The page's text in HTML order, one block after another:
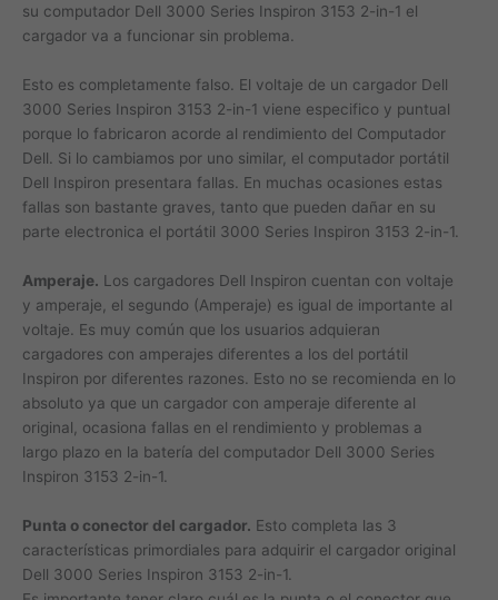
su computador Dell 3000 Series Inspiron 3153 2-in-1 el
cargador va a funcionar sin problema.
Esto es completamente falso. El voltaje de un cargador Dell
3000 Series Inspiron 3153 2-in-1 viene especifico y puntual
porque lo fabricaron acorde al rendimiento del Computador
Dell. Si lo cambiamos por uno similar, el computador portátil
Dell Inspiron presentara fallas. En muchas ocasiones estas
fallas son bastante graves, tanto que pueden dañar en su
parte electronica el portátil 3000 Series Inspiron 3153 2-in-1.
Amperaje. Los cargadores Dell Inspiron cuentan con voltaje
y amperaje, el segundo (Amperaje) es igual de importante al
voltaje. Es muy común que los usuarios adquieran
cargadores con amperajes diferentes a los del portátil
Inspiron por diferentes razones. Esto no se recomienda en lo
absoluto ya que un cargador con amperaje diferente al
original, ocasiona fallas en el rendimiento y problemas a
largo plazo en la batería del computador Dell 3000 Series
Inspiron 3153 2-in-1.
Punta o conector del cargador. Esto completa las 3
características primordiales para adquirir el cargador original
Dell 3000 Series Inspiron 3153 2-in-1.